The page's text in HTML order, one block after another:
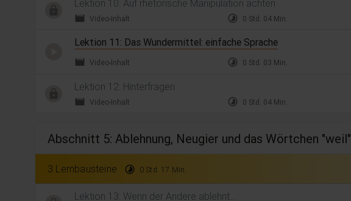
Lektion 10: Auf rhetorische Manipulation achten
movie Video-Inhalt timelapse 0 Std. 04 Min.
Lektion 11: Das Wundermittel: einfache Sprache
movie Video-Inhalt timelapse 0 Std. 03 Min.
Lektion 12: Hinterfragen
movie Video-Inhalt timelapse 0 Std. 04 Min.
Abschnitt 5: Ablehnung, Neugier und das Wörtchen "weil"
3 Lernbausteine timelapse 0 Std. 17 Min.
Lektion 13: Wenn der Andere ablehnt...